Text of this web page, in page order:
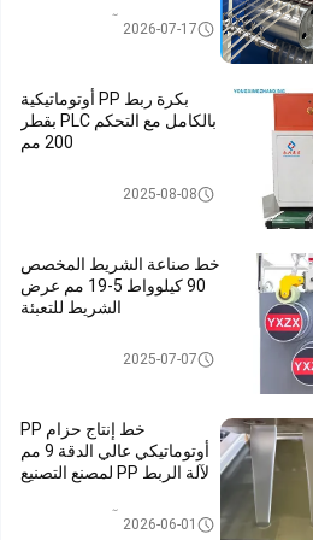
2026-07-17
بكرة ربط PP أوتوماتيكية
بالكامل مع التحكم PLC بقطر
200 مم
عجلة ربط الشريط2025-08-08
خط صناعة الشريط المخصص
90 كيلوواط 5-19 مم عرض
الشريط للتعبئة
خط بثق شريط الحزام Pp
2025-07-07
خط إنتاج حزام PP
أوتوماتيكي عالي الدقة 9 مم
لآلة الربط PP لمصنع التصنيع
2026-06-01